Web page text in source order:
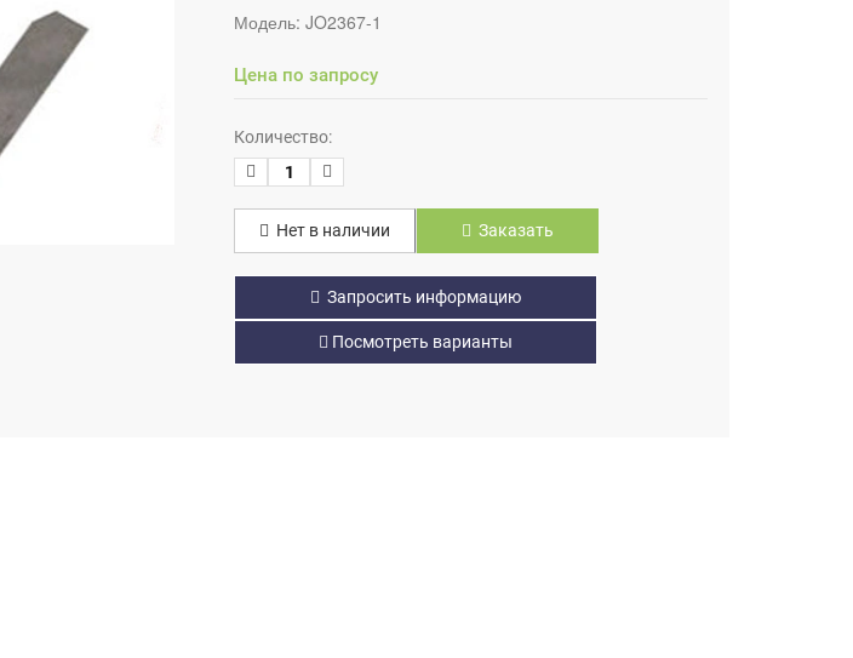
Модель:JO2367-1
Цена по запросу
Количество:
Нет в наличии Заказать
Запросить информацию
Посмотреть варианты